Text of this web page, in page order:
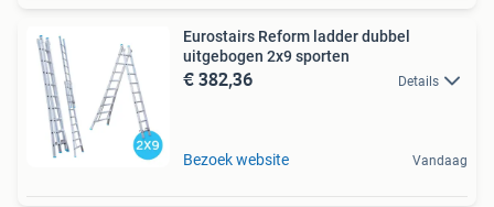
Eurostairs Reform ladder dubbel
uitgebogen 2x9 sporten
€ 382,36 Details
Bezoek website Vandaag